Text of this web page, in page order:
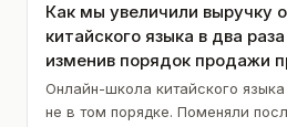
Как мы увеличили выручку
китайского языка в два
изменив порядок продажи
Онлайн-школа китайского
не в том порядке. Поменяли